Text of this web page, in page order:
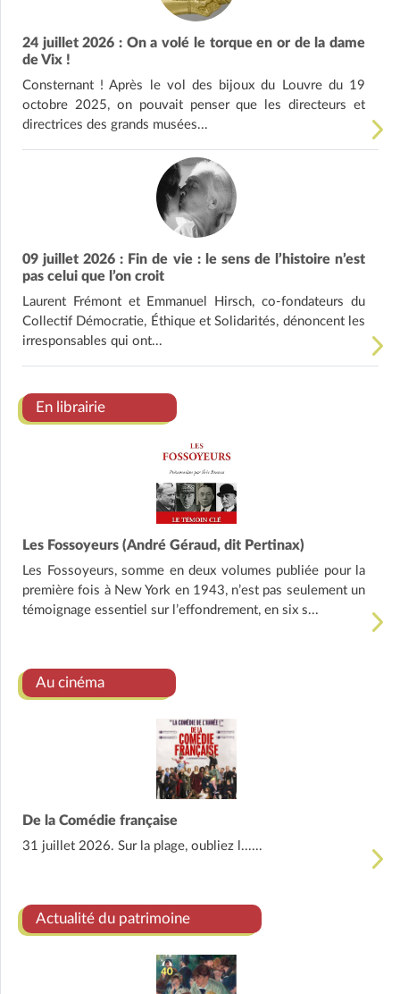
24 juillet 2026 : On a volé le torque en or de la dame
de Vix !
Consternant ! Après le vol des bijoux du Louvre du 19
octobre 2025, on pouvait penser que les directeurs et
directrices des grands musées...
09 juillet 2026 : Fin de vie : le sens de l’histoire n’est
pas celui que l’on croit
Laurent Frémont et Emmanuel Hirsch, co-fondateurs du
Collectif Démocratie, Éthique et Solidarités, dénoncent les
irresponsables qui ont...
En librairie
Les Fossoyeurs (André Géraud, dit Pertinax)
Les Fossoyeurs, somme en deux volumes publiée pour la
première fois à New York en 1943, n’est pas seulement un
témoignage essentiel sur l’effondrement, en six s...
Au cinéma
De la Comédie française
31 juillet 2026. Sur la plage, oubliez l......
Actualité du patrimoine